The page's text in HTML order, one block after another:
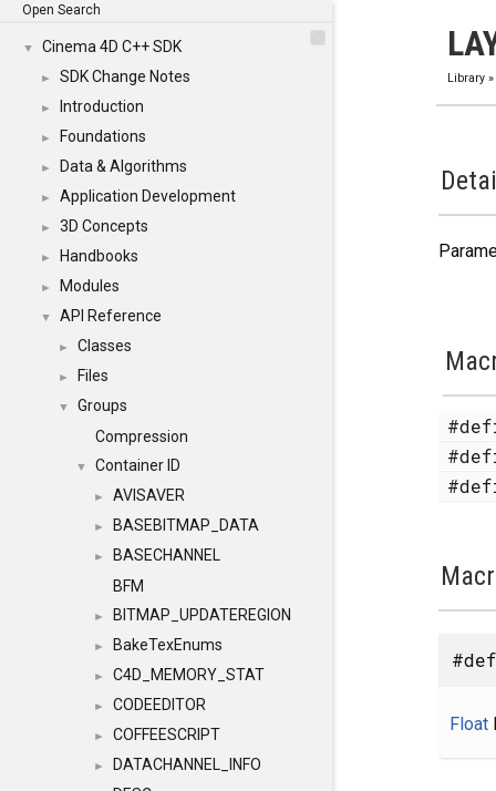
Open Search
▼ Cinema 4D C++ SDK
► SDK Change Notes
► Introduction
► Foundations
► Data & Algorithms
► Application Development
► 3D Concepts
► Handbooks
► Modules
▼ API Reference
► Classes
► Files
▼
Groups
Compression
▼ Container ID
► AVISAVER
► BASEBITMAP_DATA
►
BASECHANNEL
BFM
► BITMAP_UPDATEREGION
► BakeTexEnums
► C4D_MEMORY_STAT
► CODEEDITOR
► COFFEESCRIPT
► DATACHANNEL_INFO
Library
Float